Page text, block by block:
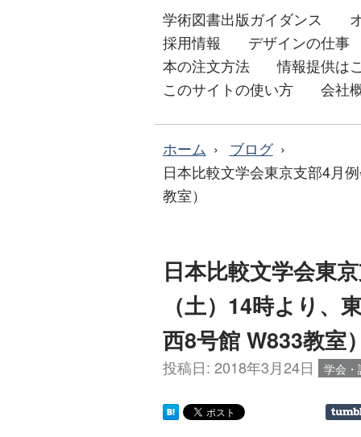
学術図書出版ガイダンス
採用情報
デザインの仕事
本の注文方法
情報提供は
このサイトの使い方
会社
ホーム
ブログ
日本比較文学会東京支部4月
教室）
日本比較文学会東
（土）14時より、
西8号館 W833教室
投稿日: 2018年3月24日 学会